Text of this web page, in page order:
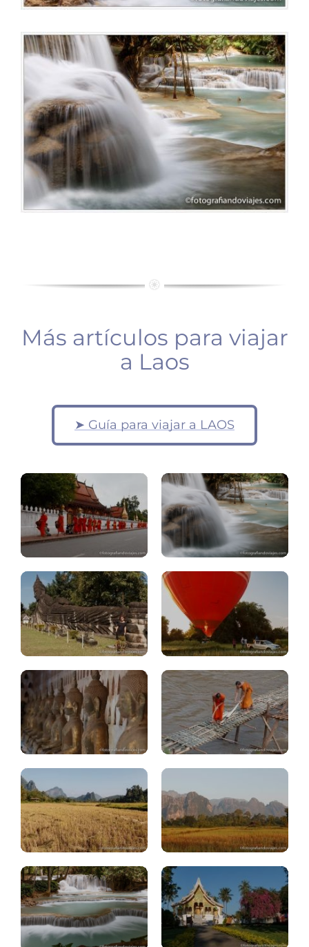
Más artículos para viajar
a Laos
➤ Guía para viajar a LAOS
Luang
Prabang:
ceremonia
monjes
Luang
Prabang:
alrededores
Vientian:
parque
Buda
Vang
Vieng:
que.hacer
Vientian
Luang
Prabang:
alternativo
Vang
Vieng:
moto
alternativa
Vang
Vieng:
moto
clásica
Luang
Prabang:
cascadas
KuangSi
Luang
Prabang:
que.ver
Luang
Prabang:
templos
Luang
Prabang:
cascada
TadSae